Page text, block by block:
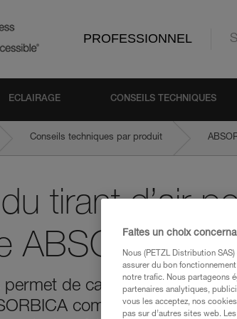
PROFESSIONNEL
ECLAIRAGE CONSEILS TECHNIQUES
Conseils techniques par produit
tirant d’air
ABSORBICA
de calculer votre tirant
commercialisées à
Faites un choix
Nous (PETZL Distribution
assurer du bon
notre trafic. Nous partageons
partenaires analytiques,
vous les acceptez, nos
pas sur d’autres sites web.